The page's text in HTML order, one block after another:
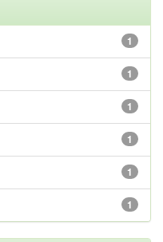
1
1
1
1
1
1